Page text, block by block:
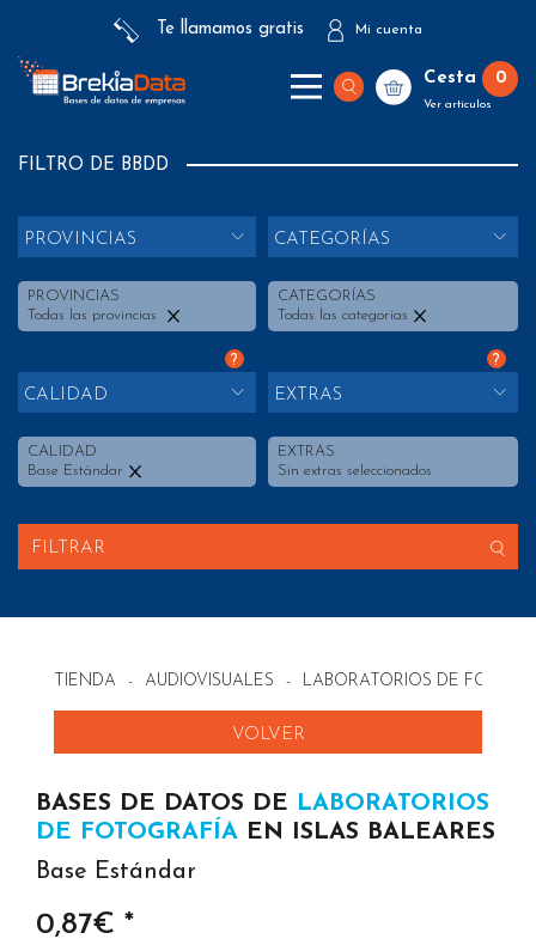
Te llamamos gratis Mi cuenta
Cesta 0
Ver artículos
FILTRO DE BBDD
PROVINCIAS
PROVINCIAS
Todas las provincias
CATEGORÍAS
CATEGORÍAS
Todas las categorías
?
CALIDAD
CALIDAD
Base Estándar
?
EXTRAS
EXTRAS
Sin extras seleccionados
FILTRAR
TIENDA - AUDIOVISUALES - LABORATORIOS DE
VOLVER
BASES DE DATOS DE LABORATORIOS
DE FOTOGRAFÍA EN ISLAS BALEARES
Base Estándar
0,87€ *